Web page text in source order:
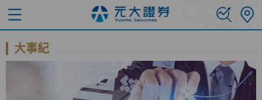
大事紀